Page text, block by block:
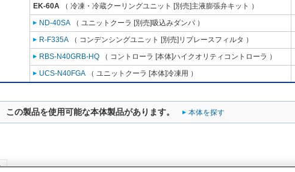
EK-60A （ 冷凍・冷蔵クーリングユニット [別売]主液膨張弁キット ）
ND-40SA （ ユニットクーラ [別売]吸込みダンパ ）
R-F335A （ コンデンシングユニット [別売]リプレースフィルタ ）
RBS-N40GRB-HQ （ コントローラ [本体]ハイクオリティコントローラ ）
UCS-N40FGA （ ユニットクーラ [本体]冷凍用 ）
この製品を使用可能な本体製品があります。 本体を探す